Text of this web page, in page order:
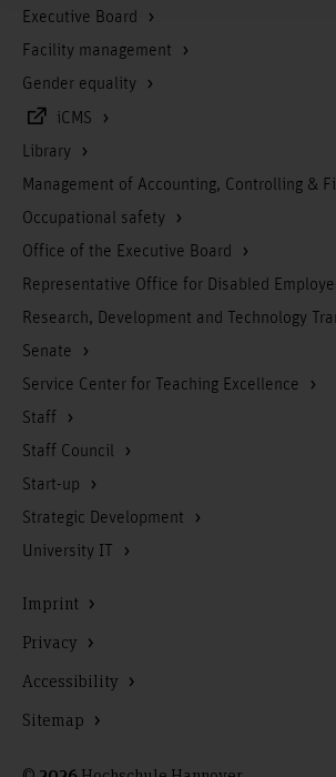
Executive Board
Facility management
Gender equality
iCMS
Library
Management of Accounting, Controlling &
Occupational safety
Office of the Executive Board
Representative Office for Disabled
Research, Development and Technology
Senate
Service Center for Teaching Excellence
Staff
Staff Council
Start-up
Strategic Development
University IT
Imprint
Privacy
Accessibility
Sitemap